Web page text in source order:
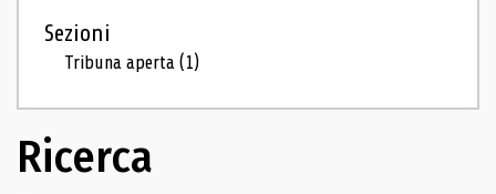
Sezioni
Tribuna aperta(1)
Ricerca